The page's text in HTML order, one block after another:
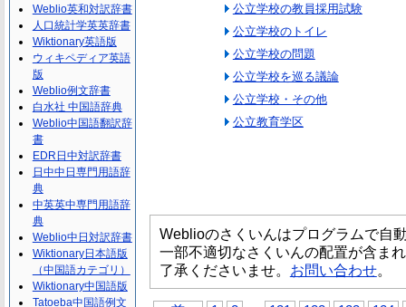
公立学校の教員採用試験
公立学校のトイレ
公立学校の問題
公立学校を巡る議論
公立学校・その他
公立教育学区
Weblioのさくいんはプログラムで自
一部不適切なさくいんの配置が含ま
了承くださいませ。 お問い合わせ。
Weblio英和対訳辞書
人口統計学英英辞書
Wiktionary英語版
ウィキペディア英語
版
Weblio例文辞書
白水社 中国語辞典
Weblio中国語翻訳辞
書
EDR日中対訳辞書
日中中日専門用語辞
典
中英英中専門用語辞
典
Weblio中日対訳辞書
Wiktionary日本語版
（中国語カテゴリ）
Wiktionary中国語版
Tatoeba中国語例文